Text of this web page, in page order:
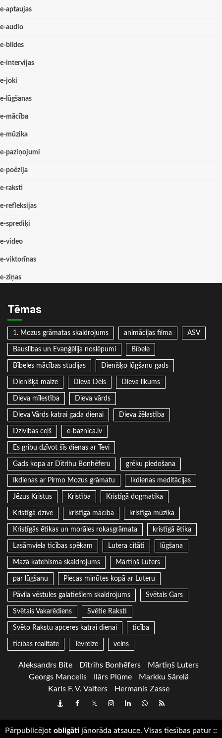
e-aptaujas
e-audio
e-bildes
e-intervijas
e-joki
e-lūgšanas
e-mācība
e-mūzika
e-paziņojumi
e-poēzija
e-raksti
e-refleksijas
e-sprediķi
e-video
e-viktorīnas
e-ziņas
Tēmas
1. Mozus grāmatas skaidrojums animācijas filma ASV
Bauslības un Evaņģēlija noslēpumi Bībele
Bībeles mācības studijas Dienišķo lūgšanu gads
Dienišķā maize Dieva Dēls Dieva likums
Dieva mīlestība Dieva vārds
Dieva Vārds katrai gada dienai Dieva žēlastība
Dzīvības ceļš e-baznica.lv
Es gribu dzīvot šīs dienas ar Tevi
Gads kopa ar Dītrihu Bonhēferu grēku piedošana
Ikdienas ar Pirmo Mozus grāmatu Ikdienas meditācijas
Jēzus Kristus Kristība Kristīgā dogmatika
Kristīgā dzīve kristīgā mācība kristīgā mūzika
Kristīgās ētikas un morāles rokasgrāmata kristīgā ētika
Lasāmviela ticības spēkam Lutera citāti lūgšana
Mazā katehisma skaidrojums Mārtiņš Luters
par lūgšanu Piecas minūtes kopā ar Luteru
Pāvila vēstules galatiešiem skaidrojums Svētais Gars
Svētais Vakarēdiens Svētie Raksti
Svēto Rakstu apceres katrai dienai ticība
ticības realitāte Tēvreize velns
Aleksandrs Bite Dītrihs Bonhēfers
Mārtiņš Luters
Georgs Mancelis
Ilārs Plūme
Markku Särelä
Karls F. V. Valters
Hermanis Zasse
DraugiemFacebook
TwitterInstagram
LinkedInwhatsapp
RSS
Pārpublicējot obligāti jānorāda atsauce. Visas tiesības patur ::